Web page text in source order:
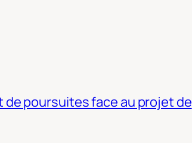
poursuites face au projet de